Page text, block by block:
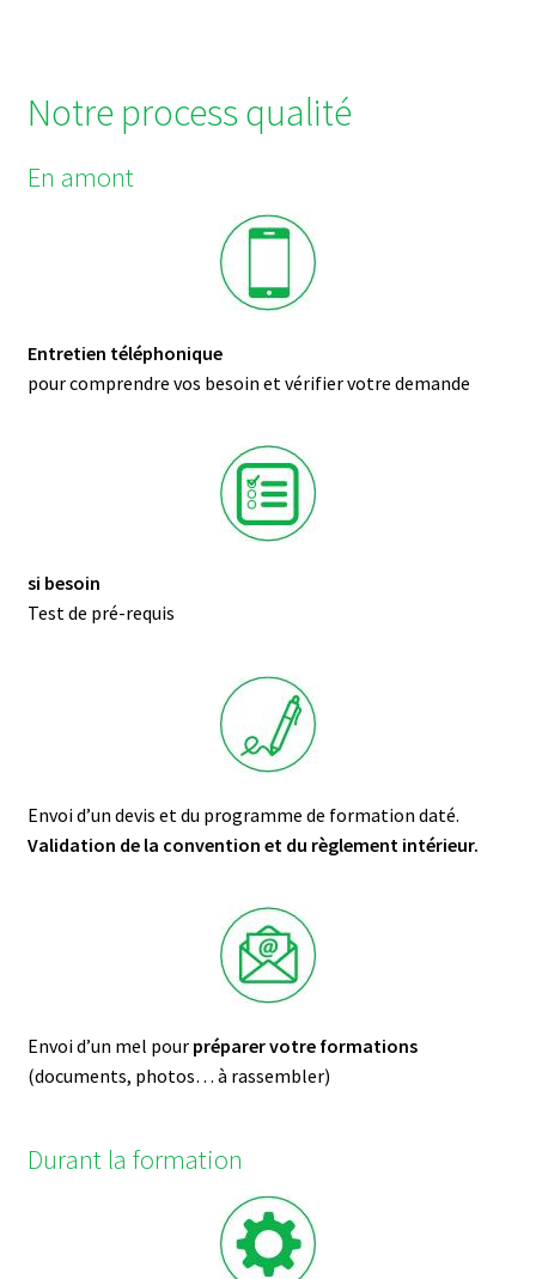
Notre process qualité
En amont
Entretien téléphonique
pour comprendre vos besoin et vérifier votre demande
si besoin
Test de pré-requis
Envoi d’un devis et du programme de formation daté.
Validation de la convention et du règlement intérieur.
Envoi d’un mel pour préparer votre formations
(documents, photos… à rassembler)
Durant la formation